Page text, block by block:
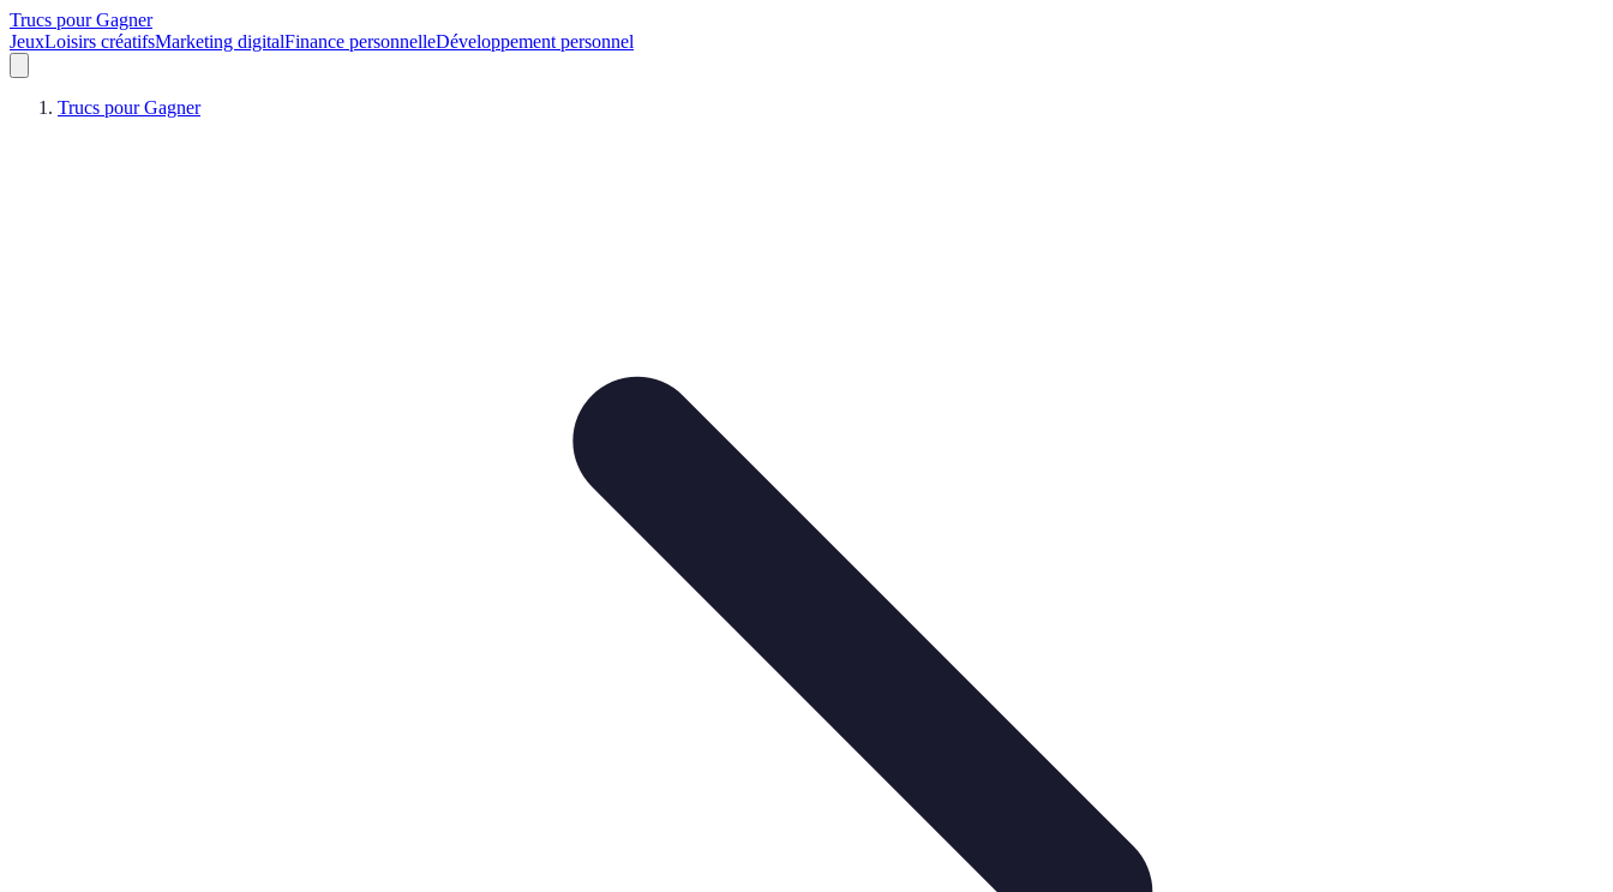
Trucs pour Gagner
JeuxLoisirs créatifsMarketing digitalFinance personnelleDéveloppement personnel
Trucs pour Gagner